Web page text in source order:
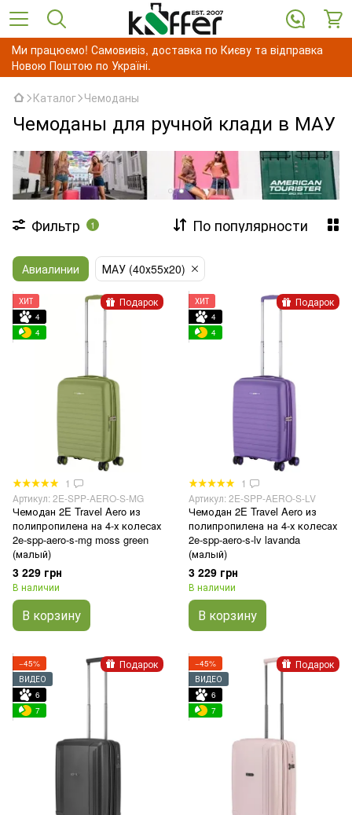
Ми працюємо! Самовивіз, доставка по Києву та відправка
Новою Поштою по Україні.
Каталог Чемоданы
Чемоданы для ручной клади в МАУ
Фильтр 1 По популярности
Авиалинии МАУ (40х55х20)
Подарок
ХИТ
4
4
1
Артикул: 2E-SPP-AERO-S-MG
Чемодан 2E Travel Aero из
полипропилена на 4-х колесах
2e-spp-aero-s-mg moss green
(малый)
3 229 грн
В наличии
В корзину
Подарок
ХИТ
4
4
1
Артикул: 2E-SPP-AERO-S-LV
Чемодан 2E Travel Aero из
полипропилена на 4-х колесах
2e-spp-aero-s-lv lavanda
(малый)
3 229 грн
В наличии
В корзину
Подарок
−45%
ВИДЕО
6
7
Подарок
−45%
ВИДЕО
6
7